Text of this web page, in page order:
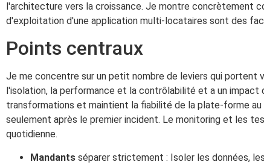
l'architecture vers la croissance. Je montre concrètement
d'exploitation d'une application multi-locataires sont des
Points centraux
Je me concentre sur un petit nombre de leviers qui portent
l'isolation, la performance et la contrôlabilité et a un
transformations et maintient la fiabilité de la plate-forme
seulement après le premier incident. Le monitoring et les
quotidienne.
Mandants séparer strictement : Isoler les données,